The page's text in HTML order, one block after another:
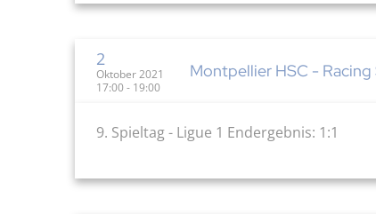
2
Oktober 2021
17:00 - 19:00
Montpellier HSC - Racing
9. Spieltag - Ligue 1 Endergebnis: 1:1